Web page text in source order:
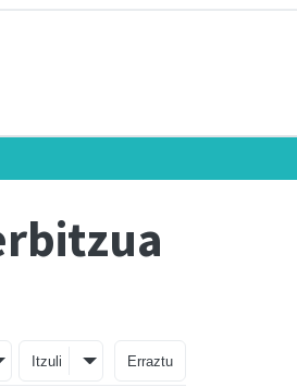
Itzuli Erraztu